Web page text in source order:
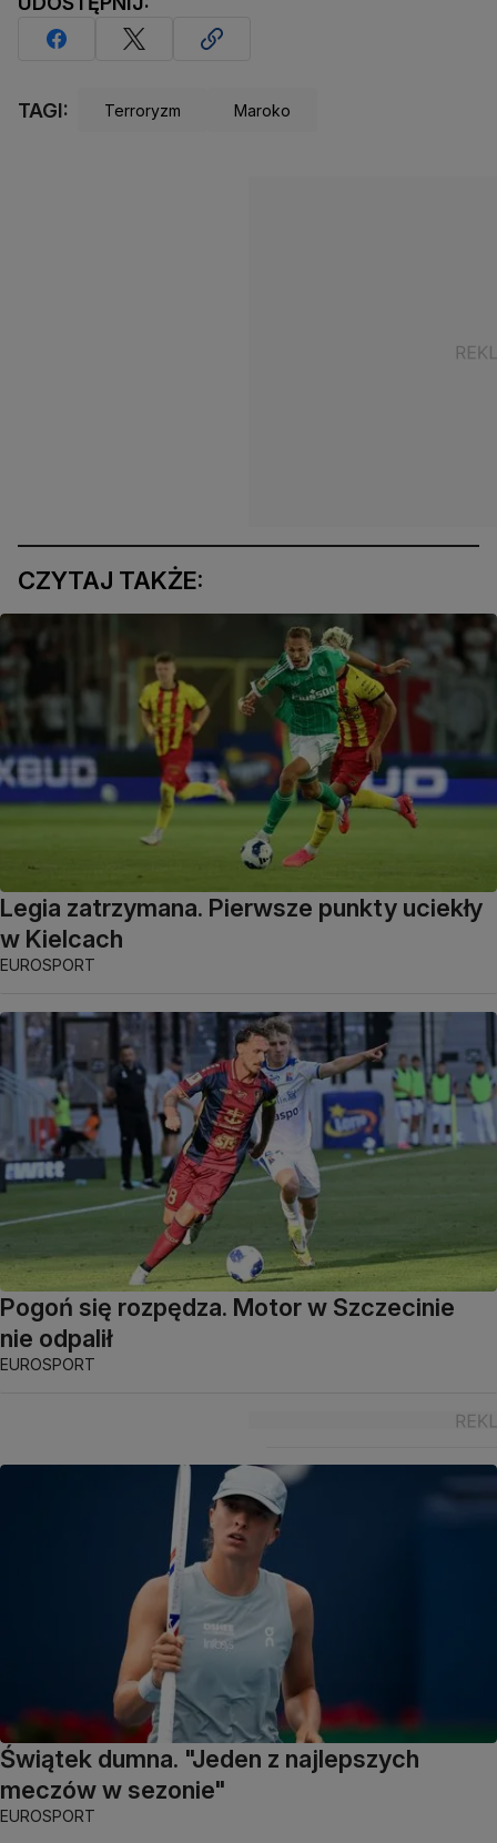
TAGI: Terroryzm Maroko
CZYTAJ TAKŻE:
Legia zatrzymana. Pierwsze punkty uciekły
w Kielcach
EUROSPORT
Pogoń się rozpędza. Motor w Szczecinie
nie odpalił
EUROSPORT
Świątek dumna. "Jeden z najlepszych
meczów w sezonie"
EUROSPORT